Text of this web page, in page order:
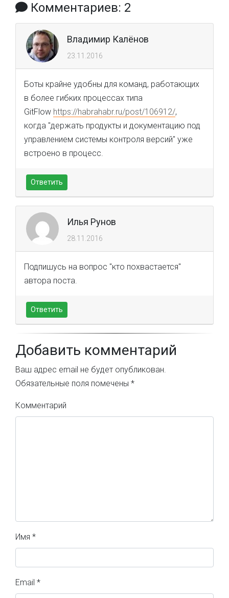
Комментариев: 2
Владимир Калёнов
23.11.2016
Боты крайне удобны для команд, работающих
в более гибких процессах типа
GitFlow https://habrahabr.ru/post/106912/,
когда "держать продукты и документацию под
управлением системы контроля версий" уже
встроено в процесс.
Ответить
Илья Рунов
28.11.2016
Подпишусь на вопрос "кто похвастается"
автора поста.
Ответить
Добавить комментарий
Ваш адрес email не будет опубликован.
Обязательные поля помечены *
Комментарий
Имя *
Email *